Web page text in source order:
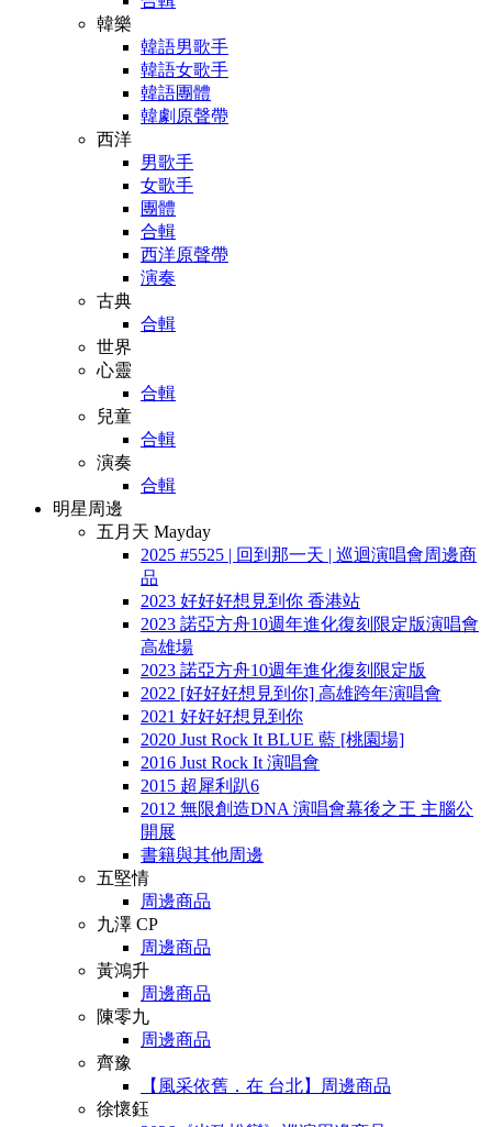
韓樂
韓語男歌手
韓語女歌手
韓語團體
韓劇原聲帶
西洋
男歌手
女歌手
團體
合輯
西洋原聲帶
演奏
古典
合輯
世界
心靈
合輯
兒童
合輯
演奏
合輯
明星周邊
五月天 Mayday
2025 #5525 | 回到那一天 | 巡迴演唱會周邊商
品
2023 好好好想見到你 香港站
2023 諾亞方舟10週年進化復刻限定版演唱會
高雄場
2023 諾亞方舟10週年進化復刻限定版
2022 [好好好想見到你] 高雄跨年演唱會
2021 好好好想見到你
2020 Just Rock It BLUE 藍 [桃園場]
2016 Just Rock It 演唱會
2015 超犀利趴6
2012 無限創造DNA 演唱會幕後之王 主腦公
開展
書籍與其他周邊
五堅情
周邊商品
九澤 CP
周邊商品
黃鴻升
周邊商品
陳零九
周邊商品
齊豫
【風采依舊．在 台北】周邊商品
徐懷鈺